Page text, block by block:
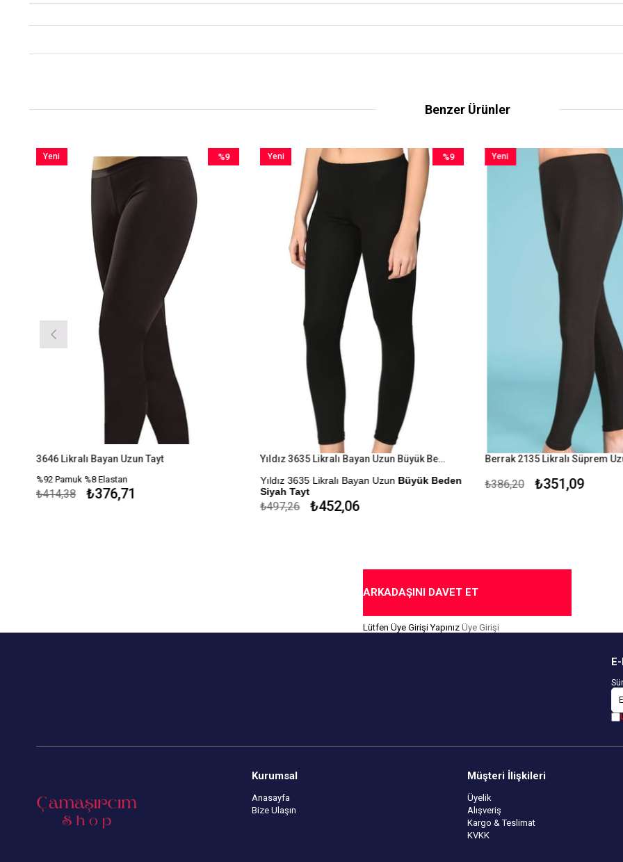
Benzer Ürünler
3646 Likralı Bayan Uzun Tayt
%92 Pamuk %8 Elastan
₺376,71
₺414,38
%9
Yeni
Yıldız 3635 Likralı Bayan Uzun Büyük Beden Siyah Tayt
Yıldız 3635 Likralı Bayan UzunBüyük Beden
Siyah Tayt
Kapıda Ödeme Seçeneği
₺452,06
₺497,26
%9
İndirim
%9İndirim
Yeni
₺351,09
₺386,20
Yeni
ARKADAŞINI DAVET ET
Lütfen Üye Girişi Yapınız Üye Girişi
Kurumsal
Anasayfa
Bize Ulaşın
Müşteri İlişkileri
Üyelik
Alışveriş
Kargo & Teslimat
KVKK